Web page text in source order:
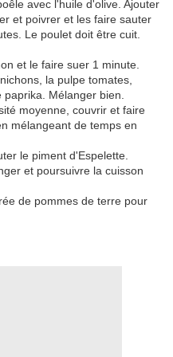
avec l'huile d'olive. Ajouter
et poivrer et les faire sauter
Le poulet doit être cuit.
et le faire suer 1 minute.
la pulpe tomates,
Mélanger bien.
moyenne, couvrir et faire
mélangeant de temps en
le piment d'Espelette.
et poursuivre la cuisson
de pommes de terre pour